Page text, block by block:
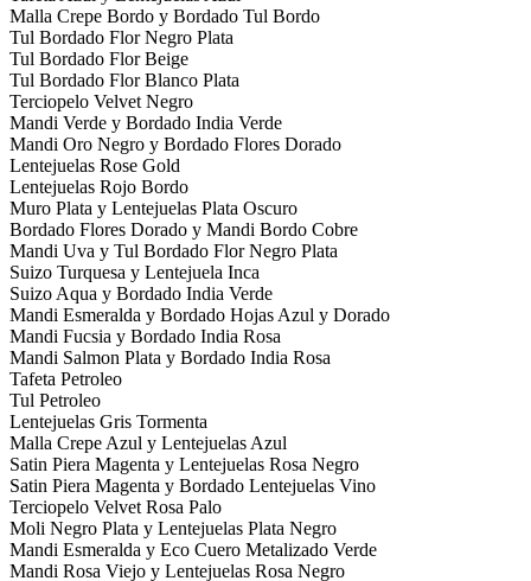
Malla Crepe Bordo y Bordado Tul Bordo
Tul Bordado Flor Negro Plata
Tul Bordado Flor Beige
Tul Bordado Flor Blanco Plata
Terciopelo Velvet Negro
Mandi Verde y Bordado India Verde
Mandi Oro Negro y Bordado Flores Dorado
Lentejuelas Rose Gold
Lentejuelas Rojo Bordo
Muro Plata y Lentejuelas Plata Oscuro
Bordado Flores Dorado y Mandi Bordo Cobre
Mandi Uva y Tul Bordado Flor Negro Plata
Suizo Turquesa y Lentejuela Inca
Suizo Aqua y Bordado India Verde
Mandi Esmeralda y Bordado Hojas Azul y Dorado
Mandi Fucsia y Bordado India Rosa
Mandi Salmon Plata y Bordado India Rosa
Tafeta Petroleo
Tul Petroleo
Lentejuelas Gris Tormenta
Malla Crepe Azul y Lentejuelas Azul
Satin Piera Magenta y Lentejuelas Rosa Negro
Satin Piera Magenta y Bordado Lentejuelas Vino
Terciopelo Velvet Rosa Palo
Moli Negro Plata y Lentejuelas Plata Negro
Mandi Esmeralda y Eco Cuero Metalizado Verde
Mandi Rosa Viejo y Lentejuelas Rosa Negro